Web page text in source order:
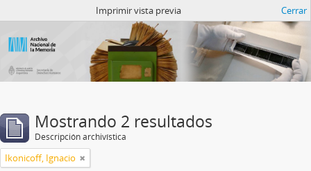
Imprimir vista previa Cerrar
Mostrando 2 resultados
Descripción archivística
Ikonicoff, Ignacio